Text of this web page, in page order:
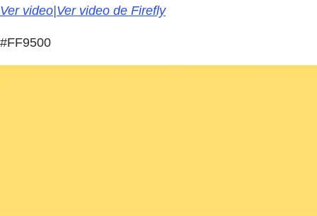
Ver video|Ver video de Firefly
#FF9500